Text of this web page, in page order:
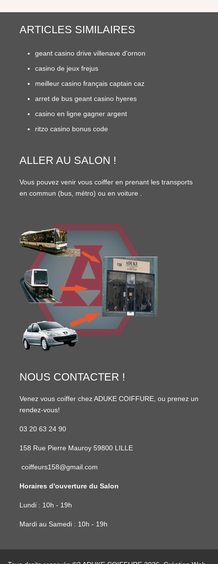
ARTICLES SIMILAIRES
geant casino drive villenave d'ornon
casino de jeux frejus
meilleur casino français captain caz
arret de bus geant casino hyeres
casino en ligne gagner argent
ritzo casino bonus code
ALLER AU SALON !
Vous pouvez venir vous coiffer en prenant les transports
en commun (bus, métro) ou en voiture .
NOUS CONTACTER !
Venez vous coiffer chez ADUKE COIFFURE, ou prenez un
rendez-vous!
03 20 63 24 90
158 Rue Pierre Mauroy 59800 LILLE
coiffeurs158@gmail.com
Horaires d'ouverture du Salon
Lundi : 10h - 19h
Mardi au Samedi : 10h - 19h